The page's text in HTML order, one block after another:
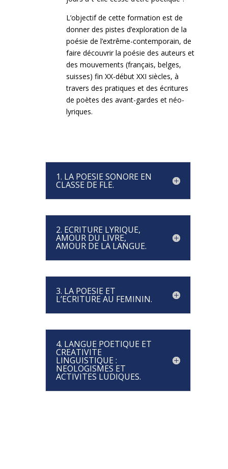
L’objectif de cette formation est de
donner des pistes d’exploration de la
poésie de l’extrême-contemporain, de
faire découvrir la poésie des auteurs et
des mouvements (français, belges,
suisses) fin XX-début XXI siècles, à
travers des pratiques et des écritures
de poètes des avant-gardes et néo-
lyriques.
1. LA POESIE SONORE EN
CLASSE DE FLE.
2. ECRITURE LYRIQUE,
AMOUR DU LIVRE,
AMOUR DE LA LANGUE.
3. LA POESIE ET
L’ECRITURE AU FEMININ.
4. LANGUE POETIQUE ET
CREATIVITE
LINGUISTIQUE :
NEOLOGISMES ET
ACTIVITES LUDIQUES.